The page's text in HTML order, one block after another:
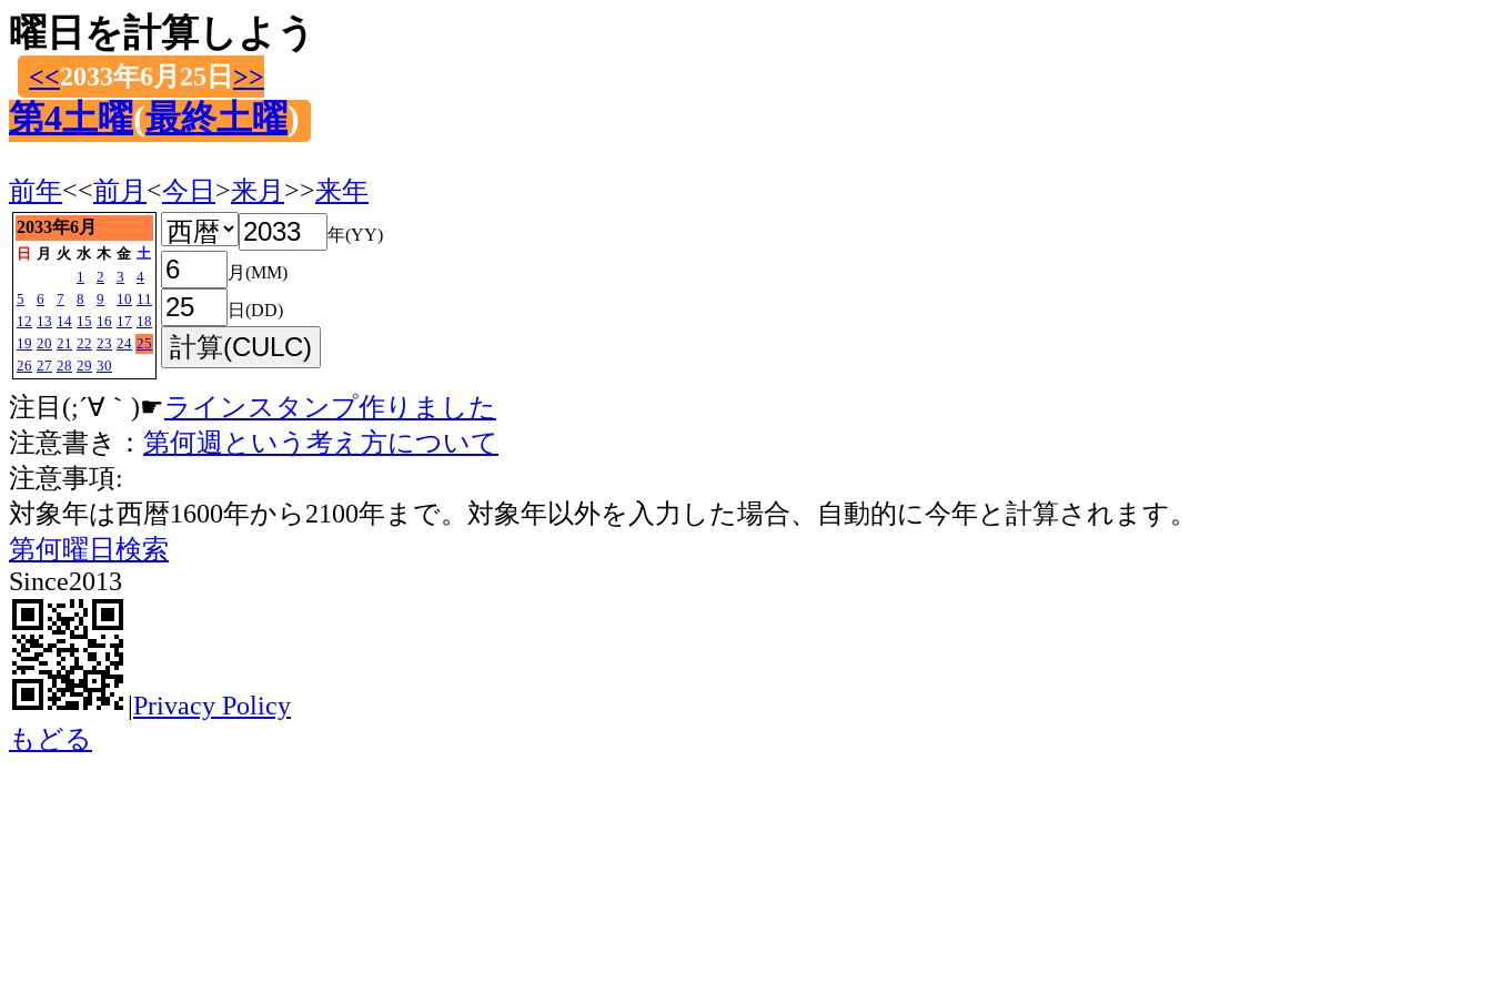
曜日を計算しよう
<<2033年6月25日 >>
第4土曜(最終土曜)
前年<<前月 <今日 >来月 >>来年
2033年6月
日 月 火 水 木 金 土
1
2 3
4
5
6 7 8 9 10 11
12 13 14 15 16 17 18
19 20 21 22 23 24 25
26 27 28 29 30
年(YY)
月(MM)
日(DD)
注目(;´∀｀)☛ラインスタンプ作りました
注意書き： 第何週という考え方について
注意事項:
対象年は西暦1600年から2100年まで。対象年以外を入力した場合、自動的に今年と計算されます。
第何曜日検索
Since2013
|Privacy Policy
もどる